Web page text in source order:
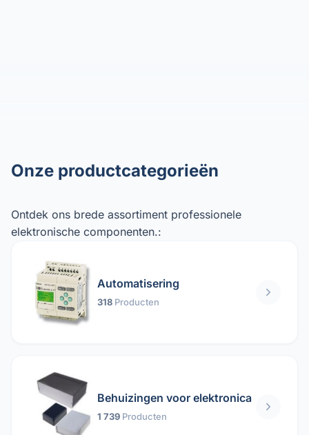
Onze productcategorieën
Ontdek ons ​​brede assortiment professionele
elektronische componenten.:
Automatisering
318 Producten
Behuizingen voor elektronica
1 739 Producten